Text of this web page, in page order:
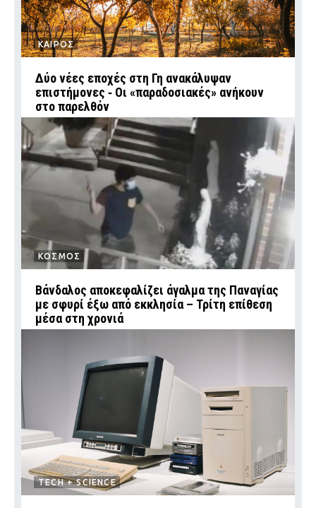
ΚΑΙΡΟΣ
Δύο νέες εποχές στη Γη ανακάλυψαν
επιστήμονες ‑ Oι «παραδοσιακές» ανήκουν
στο παρελθόν
ΚΟΣΜΟΣ
Βάνδαλος αποκεφαλίζει άγαλμα της Παναγίας
με σφυρί έξω από εκκλησία – Τρίτη επίθεση
μέσα στη χρονιά
TECH + SCIENCE